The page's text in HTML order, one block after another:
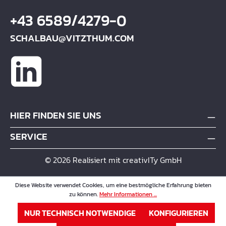
+43 6589/4279-0
SCHALBAU@VITZTHUM.COM
HIER FINDEN SIE UNS
SERVICE
© 2026 Realisiert mit creativITy GmbH
Diese Website verwendet Cookies, um eine bestmögliche Erfahrung bieten
zu können.Mehr Informationen ...
NUR TECHNISCH NOTWENDIGE KONFIGURIEREN